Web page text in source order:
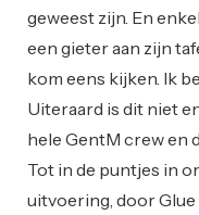
geweest zijn. En
een gieter aan zijn
kom eens kijken. Ik
Uiteraard is dit niet
hele GentM crew en
Tot in de puntjes in
uitvoering, door Glue